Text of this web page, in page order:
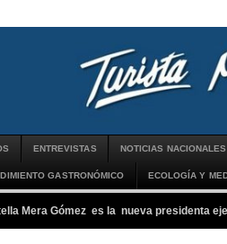
ENTREVISTAS NOTICIAS NACIONALES
GASTRONÓMICO ECOLOGÍA Y
Mera Gómez es la nueva presidenta